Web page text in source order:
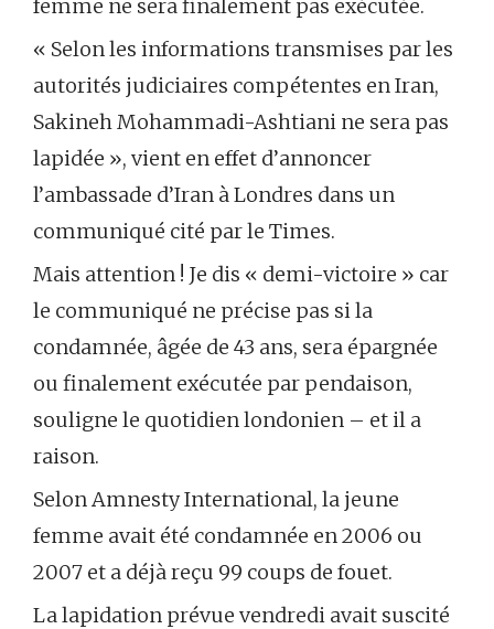
femme ne sera finalement pas exécutée.
« Selon les informations transmises par les
autorités judiciaires compétentes en Iran,
Sakineh Mohammadi-Ashtiani ne sera pas
lapidée », vient en effet d’annoncer
l’ambassade d’Iran à Londres dans un
communiqué cité par le Times.
Mais attention ! Je dis « demi-victoire » car
le communiqué ne précise pas si la
condamnée, âgée de 43 ans, sera épargnée
ou finalement exécutée par pendaison,
souligne le quotidien londonien – et il a
raison.
Selon Amnesty International, la jeune
femme avait été condamnée en 2006 ou
2007 et a déjà reçu 99 coups de fouet.
La lapidation prévue vendredi avait suscité